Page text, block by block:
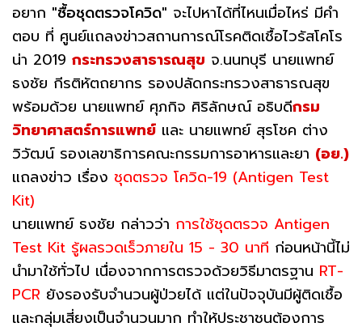
อยาก "ซื้อชุดตรวจโควิด" จะไปหาได้ที่ไหนเมื่อไหร่ มีคำ
ตอบ ที่ ศูนย์แถลงข่าวสถานการณ์โรคติดเชื้อไวรัสโคโร
น่า 2019 กระทรวงสาธารณสุข จ.นนทบุรี นายแพทย์
ธงชัย กีรติหัตถยากร รองปลัดกระทรวงสาธารณสุข
พร้อมด้วย นายแพทย์ ศุภกิจ ศิริลักษณ์ อธิบดีกรม
วิทยาศาสตร์การแพทย์ และ นายแพทย์ สุรโชค ต่าง
วิวัฒน์ รองเลขาธิการคณะกรรมการอาหารและยา (อย.)
แถลงข่าว เรื่อง ชุดตรวจ โควิด-19 (Antigen Test
Kit)
นายแพทย์ ธงชัย กล่าวว่า การใช้ชุดตรวจ Antigen
Test Kit รู้ผลรวดเร็วภายใน 15 - 30 นาที ก่อนหน้านี้ไม่
นำมาใช้ทั่วไป เนื่องจากการตรวจด้วยวิธีมาตรฐาน RT-
PCR ยังรองรับจำนวนผู้ป่วยได้ แต่ในปัจจุบันมีผู้ติดเชื้อ
และกลุ่มเสี่ยงเป็นจำนวนมาก ทำให้ประชาชนต้องการ